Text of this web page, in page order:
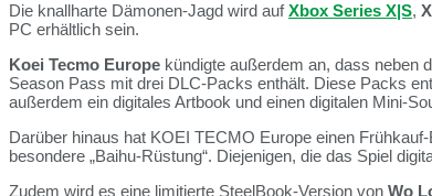
Die knallharte Dämonen-Jagd wird aufXbox Series X|S,
PC erhältlich sein.
Koei Tecmo Europe kündigte außerdem an, dass neben
Season Pass mit drei DLC-Packs enthält. Diese Packs
außerdem ein digitales Artbook und einen digitalen Mini-
Darüber hinaus hat KOEI TECMO Europe einen
besondere „Baihu-Rüstung“. Diejenigen, die das Spiel
Zudem wird es eine limitierte SteelBook-Version von Wo